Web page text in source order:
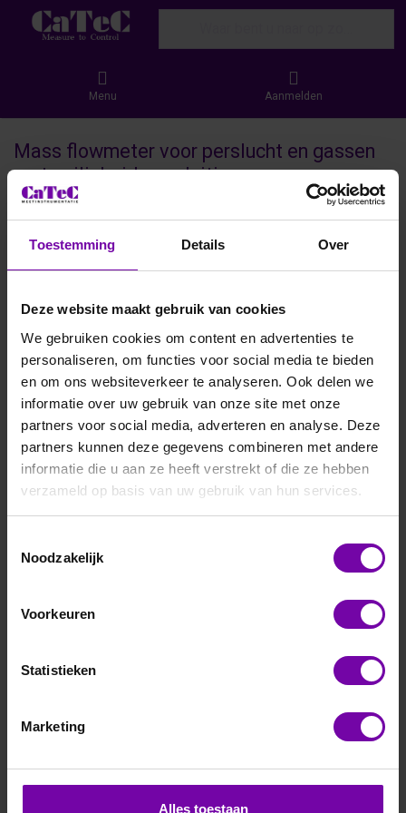
Toestemming Details Over
Deze website maakt gebruik van cookies
We gebruiken cookies om content en advertenties te
personaliseren, om functies voor social media te bieden
en om ons websiteverkeer te analyseren. Ook delen we
informatie over uw gebruik van onze site met onze
partners voor social media, adverteren en analyse. Deze
partners kunnen deze gegevens combineren met andere
informatie die u aan ze heeft verstrekt of die ze hebben
verzameld op basis van uw gebruik van hun services.
Noodzakelijk
Voorkeuren
Statistieken
Marketing
Alles toestaan
Menu Aanmelden
Mass flowmeter voor perslucht en gassen
met veiligheid aansluiting.
De EE776 Mass Flowmeter biedt betrouwbare en uiterst
nauwkeurige meting van perslucht en gassen, uitgerust met
een veiligheid aansluiting voor extra zekerheid in uw
veeleisende industriële toepassingen. Eenvoudig te
installeren en gebruiksvriendelijk, helpt deze flowmeter u bij
het efficiënt, veilig en gecontroleerd monitoren van
gasstromen.
Filteren en sorteren
E+E
perslucht flow